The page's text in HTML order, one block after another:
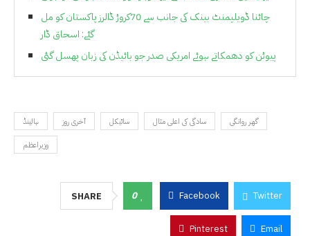
چائنا ڈویلپمنٹ بینک کی جانب سے 70کروڑ ڈالرز پاکستان کو مل
گئے: اسحاق ڈار
پیوٹن کو دھمکاتے ہوئے امریکی صدر جو بائیڈن کی زبان پھسل گئی
ہالینڈ آخری روز سائیکل سادگی کی اعلی مثال
گھر روانگی
وزیراعظم
SHARE 0 Facebook Twitter
Pinterest Email